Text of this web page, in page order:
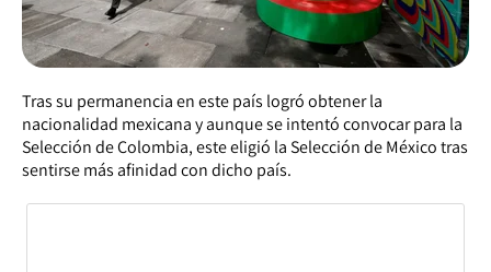
Tras su permanencia en este país logró obtener la
nacionalidad mexicana y aunque se intentó convocar para la
Selección de Colombia, este eligió la Selección de México tras
sentirse más afinidad con dicho país.